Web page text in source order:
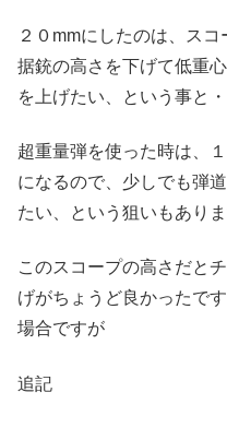
２０mmにしたのは、スコ
据銃の高さを下げて低重
を上げたい、という事と・
超重量弾を使った時は、
になるので、少しでも弾
たい、という狙いもありま
このスコープの高さだと
げがちょうど良かったで
場合ですが
追記